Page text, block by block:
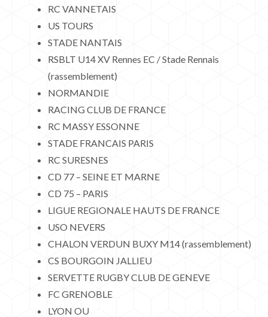
RC VANNETAIS
US TOURS
STADE NANTAIS
RSBLT U14 XV Rennes EC / Stade Rennais
(rassemblement)
NORMANDIE
RACING CLUB DE FRANCE
RC MASSY ESSONNE
STADE FRANCAIS PARIS
RC SURESNES
CD 77 – SEINE ET MARNE
CD 75 – PARIS
LIGUE REGIONALE HAUTS DE FRANCE
USO NEVERS
CHALON VERDUN BUXY M14 (rassemblement)
CS BOURGOIN JALLIEU
SERVETTE RUGBY CLUB DE GENEVE
FC GRENOBLE
LYON OU